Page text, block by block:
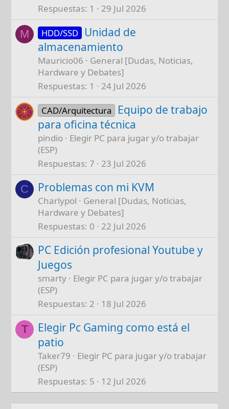
Respuestas 1 29 Jul 2026
M HDD/SSD Unidad de
almacenamiento
Mauricio06
General [Dudas, Noticias,
Hardware y Debates]
Respuestas 1 24 Jul 2026
CAD/Arquitectura
Equipo de trabajo
para oficina técnica
pindio
Elegir PC para jugar y/o trabajar
(ESP)
Respuestas 7 23 Jul 2026
C Problemas con mi KVM
Charlypol
General [Dudas, Noticias,
Hardware y Debates]
Respuestas 0 22 Jul 2026
PC Edición profesional Youtube y
Juegos
smarty
Elegir PC para jugar y/o trabajar
(ESP)
Respuestas 2 18 Jul 2026
T
Elegir Pc Gaming como está el
patio
Taker79
Elegir PC para jugar y/o trabajar
(ESP)
Respuestas 5 12 Jul 2026